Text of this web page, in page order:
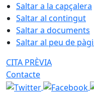
Saltar a la capçalera
Saltar al contingut
Saltar a documents
Saltar al peu de
CITA PRÈVIA
Contacte